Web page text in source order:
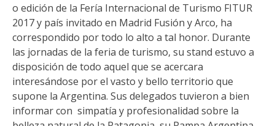
o edición de la Fería Internacional de Turismo FITUR
2017 y país invitado en Madrid Fusión y Arco, ha
correspondido por todo lo alto a tal honor. Durante
las jornadas de la feria de turismo, su stand estuvo a
disposición de todo aquel que se acercara
interesándose por el vasto y bello territorio que
supone la Argentina. Sus delegados tuvieron a bien
informar con simpatía y profesionalidad sobre la